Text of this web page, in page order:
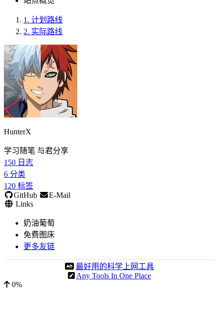
1. 计划路线
2. 实际路线
HunterX
学习随笔 与君分享
150 日志
6 分类
120 标签
GitHub
E-Mail
Links
奶油葡萄
免费图床
更多友链
最好用的科学上网工具
Any Tools In One Place
0%